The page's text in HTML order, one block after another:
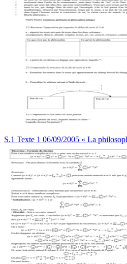
S.1 Texte 1 06/09/2005 « La